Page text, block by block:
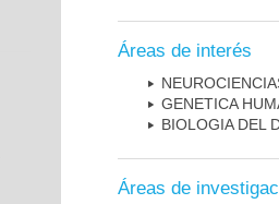
Áreas de interés
GENETICA
BIOLOGIA DEL
Áreas de